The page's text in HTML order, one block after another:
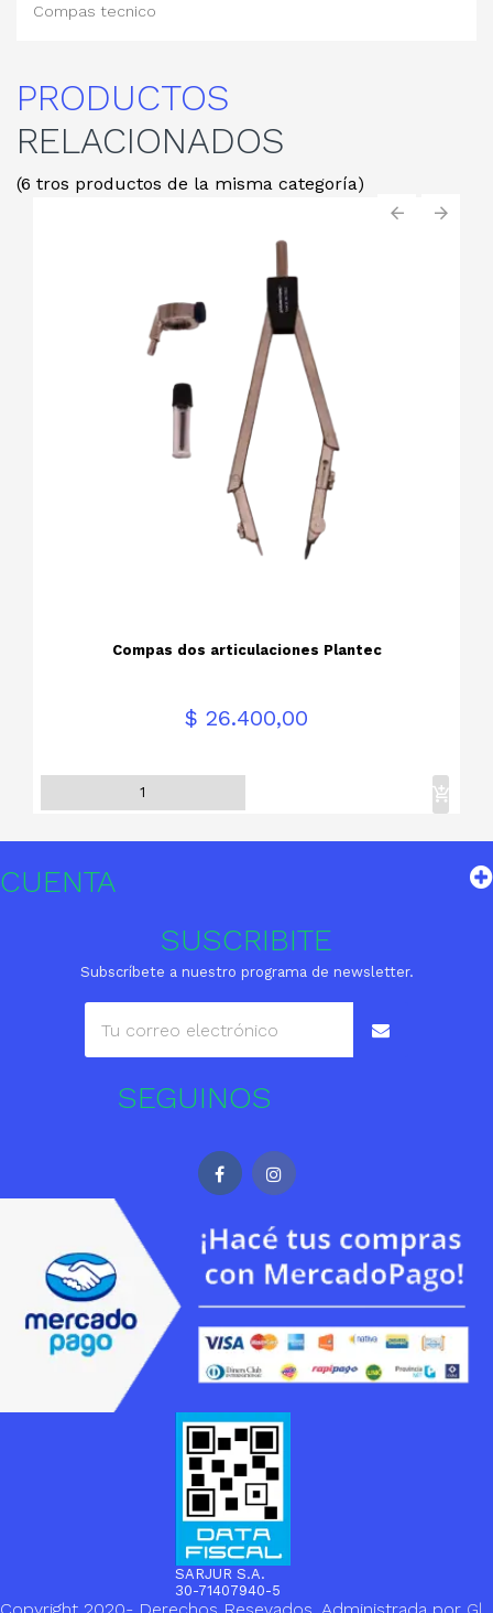
Compas tecnico
PRODUCTOS
RELACIONADOS
(6 tros productos de la misma categoría)
Compas dos articulaciones Plantec
$ 26.400,00
CUENTA
SUSCRIBITE
Subscríbete a nuestro programa de newsletter.
SEGUINOS
SARJUR S.A.
30-71407940-5